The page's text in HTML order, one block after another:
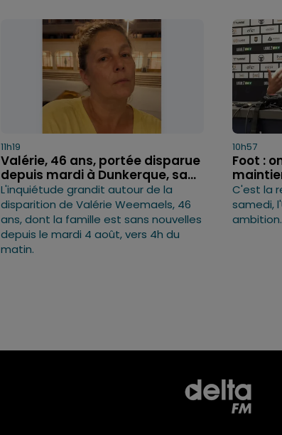
11h19
Valérie, 46 ans, portée disparue
depuis mardi à Dunkerque, sa...
L'inquiétude grandit autour de la
disparition de Valérie Weemaels, 46
ans, dont la famille est sans nouvelles
depuis le mardi 4 août, vers 4h du
matin.
10h57
Foot :
C'est la
samedi,
ambition.